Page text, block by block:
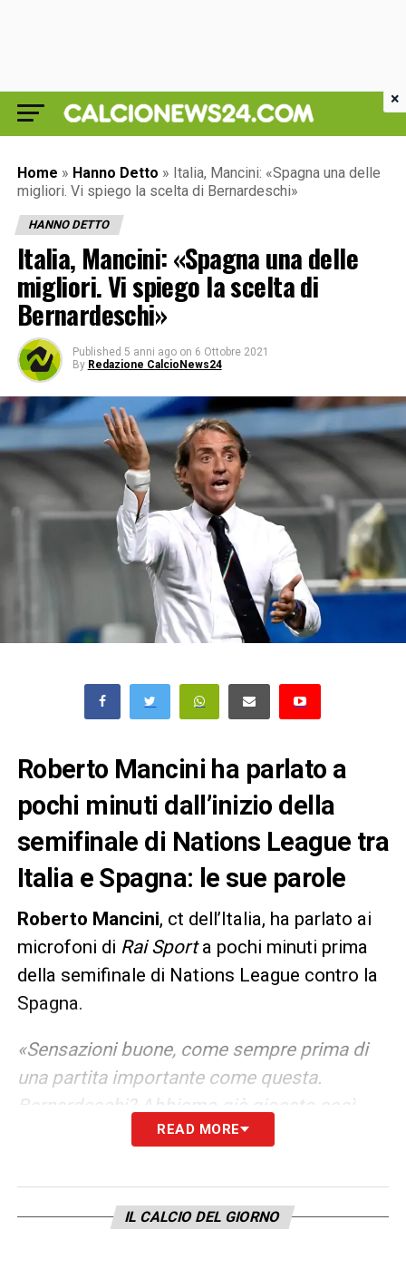
Home » Hanno Detto » Italia, Mancini: «Spagna una delle
migliori. Vi spiego la scelta di Bernardeschi»
HANNO DETTO
Italia, Mancini: «Spagna una delle
migliori. Vi spiego la scelta di
Bernardeschi»
Published 5 anni ago on 6 Ottobre 2021
By Redazione CalcioNews24
Roberto Mancini ha parlato a
pochi minuti dall’inizio della
semifinale di Nations League tra
Italia e Spagna: le sue parole
Roberto Mancini, ct dell’Italia, ha parlato ai
microfoni di Rai Sporta pochi minuti prima
della semifinale di Nations League contro la
Spagna.
«Sensazioni buone, come sempre prima di
una partita importante come questa.
Bernardeschi? Abbiamo già giocato così,
abbiamo sempre fatto bene e non diamo
diverso, lì venivamo da cinque partite
faticose. La Spagna gioca bene,
READ MORE
IL CALCIO DEL GIORNO
×